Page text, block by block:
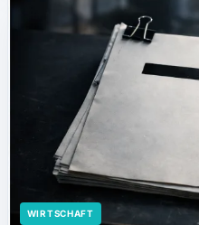
WIRTSCHAFT